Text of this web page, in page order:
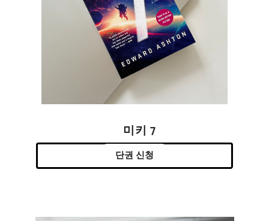
미키 7
단권 신청